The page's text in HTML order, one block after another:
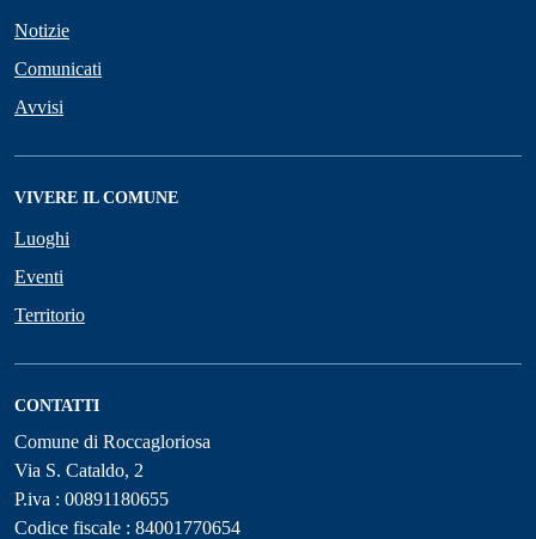
Notizie
Comunicati
Avvisi
VIVERE IL COMUNE
Luoghi
Eventi
Territorio
CONTATTI
Comune di Roccagloriosa
Via S. Cataldo, 2
P.iva : 00891180655
Codice fiscale : 84001770654